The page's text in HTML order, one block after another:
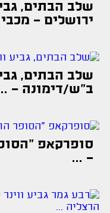
שלב הבתים,
ירושלים -
שלב הבתים,
ב"ש/דימונה -
סופרקאפ
- ...